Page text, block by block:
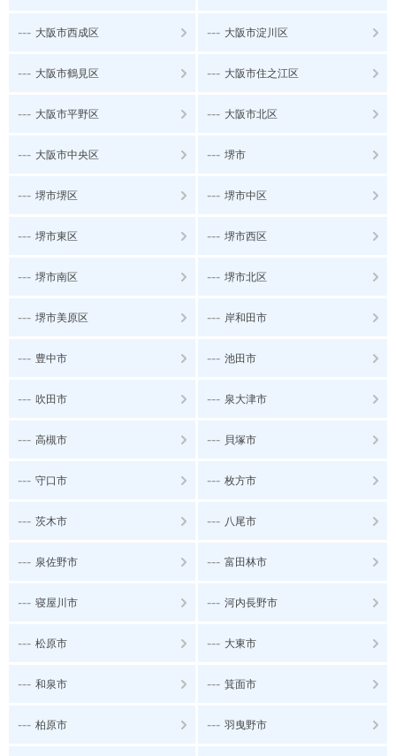
--- 大阪市西成区 --- 大阪市淀川区
--- 大阪市鶴見区 --- 大阪市住之江区
--- 大阪市平野区 --- 大阪市北区
--- 大阪市中央区 --- 堺市
--- 堺市堺区 --- 堺市中区
--- 堺市東区 --- 堺市西区
--- 堺市南区 --- 堺市北区
--- 堺市美原区 --- 岸和田市
--- 豊中市 --- 池田市
--- 吹田市 --- 泉大津市
--- 高槻市 --- 貝塚市
--- 守口市 --- 枚方市
--- 茨木市 --- 八尾市
--- 泉佐野市 --- 富田林市
--- 寝屋川市 --- 河内長野市
--- 松原市 --- 大東市
--- 和泉市 --- 箕面市
--- 柏原市 --- 羽曳野市